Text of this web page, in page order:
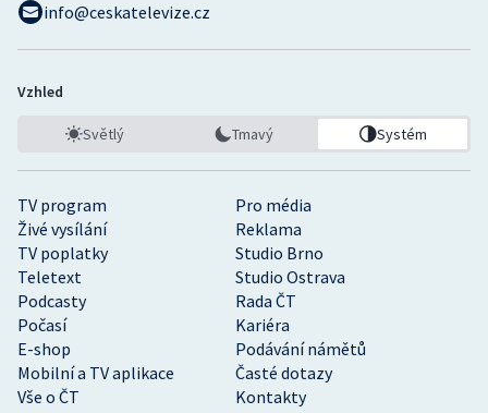
TV program
Pro média
Živé vysílání
Reklama
TV poplatky
Studio Brno
Teletext
Studio Ostrava
Podcasty
Rada ČT
Počasí
Kariéra
E-shop
Podávání námětů
Mobilní a TV aplikace
Časté dotazy
Vše o ČT
Kontakty
info@ceskatelevize.cz
Vzhled
Světlý Tmavý Systém